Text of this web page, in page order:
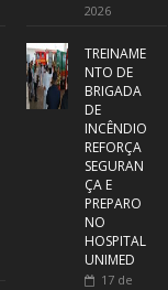
2026
TREINAME
NTO DE
BRIGADA
DE
INCÊNDIO
REFORÇA
SEGURAN
ÇA E
PREPARO
NO
HOSPITAL
UNIMED
17 de